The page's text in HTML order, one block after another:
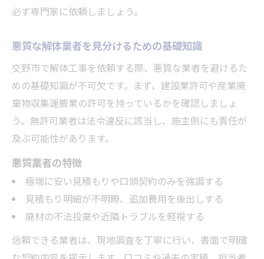
必ず専門家に依頼しましょう。
悪質な解体業者を見分けるための基礎知識
交野市で解体工事を依頼する際、悪質な業者を避けるた
めの基礎知識が不可欠です。まず、建設業許可や産業廃
棄物収集運搬業の許可を持っているかを確認しましょ
う。無許可業者は法令違反に該当し、施主側にも責任が
及ぶ可能性があります。
悪質業者の特徴
極端に安い見積もりや口頭契約のみを強調する
見積もり明細が不明瞭、追加費用を後出しする
廃材の不法投棄や近隣トラブルを軽視する
信頼できる業者は、現地調査を丁寧に行い、書面で明確